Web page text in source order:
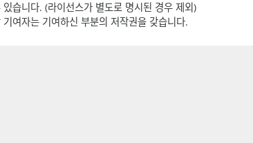
습니다. (라이선스가 별도로 명시된 경우 제외)
여자는 기여하신 부분의 저작권을 갖습니다.